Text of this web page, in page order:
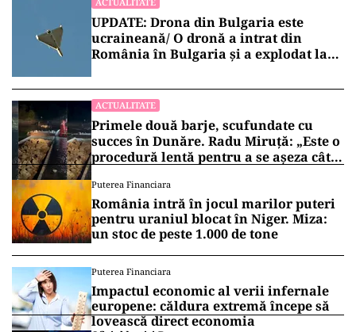
UPDATE: Drona din Bulgaria este
ucraineană/ O dronă a intrat din
România în Bulgaria şi a explodat la
ACTUALITATE
Primele două barje, scufundate cu
succes în Dunăre. Radu Miruță: „Este o
procedură lentă pentru a se așeza cât
Puterea Financiara
România intră în jocul marilor puteri
pentru uraniul blocat în Niger. Miza:
un stoc de peste 1.000 de tone
Puterea Financiara
Impactul economic al verii infernale
europene: căldura extremă începe să
lovească direct economia